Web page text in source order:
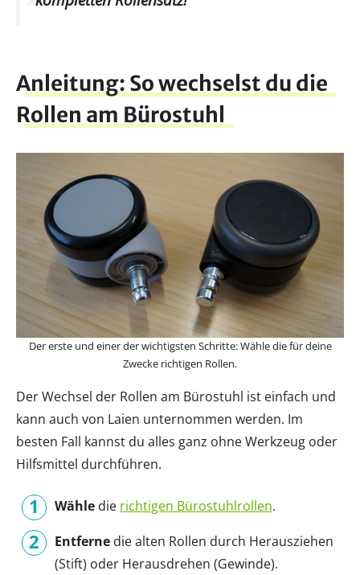
Anleitung: So wechselst du die
Rollen am Bürostuhl
Der erste und einer der wichtigsten Schritte: Wähle die für deine
Zwecke richtigen Rollen.
Der Wechsel der Rollen am Bürostuhl ist einfach und
kann auch von Laien unternommen werden. Im
besten Fall kannst du alles ganz ohne Werkzeug oder
Hilfsmittel durchführen.
Wähle die richtigen Bürostuhlrollen.
Entferne die alten Rollen durch Herausziehen
(Stift) oder Herausdrehen (Gewinde).